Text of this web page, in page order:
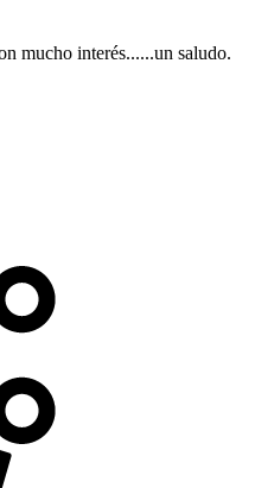
mucho interés......un saludo.